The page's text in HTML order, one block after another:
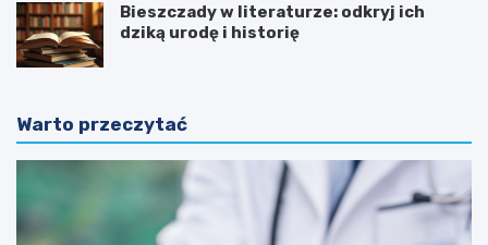
Bieszczady w literaturze: odkryj ich
dziką urodę i historię
Warto przeczytać